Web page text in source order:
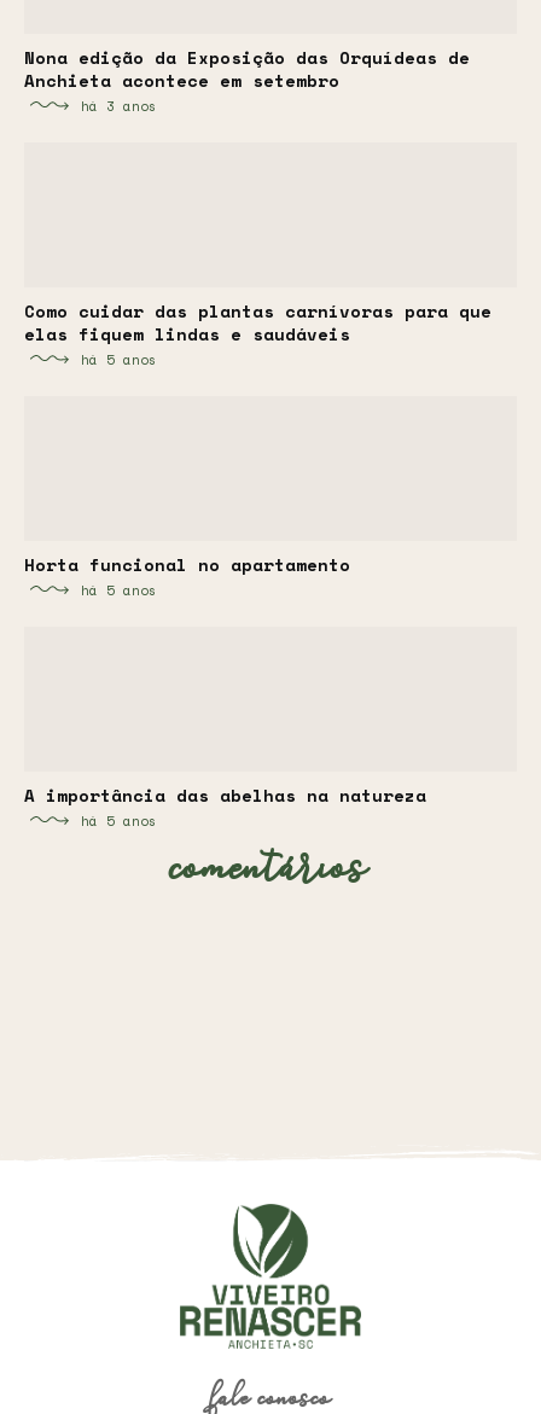
Nona edição da Exposição das Orquídeas de
Anchieta acontece em setembro
há 3 anos
Como cuidar das plantas carnívoras para que
elas fiquem lindas e saudáveis
há 5 anos
Horta funcional no apartamento
há 5 anos
A importância das abelhas na natureza
há 5 anos comentários
fale conosco